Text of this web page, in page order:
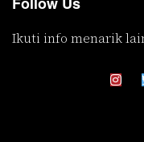
Ikuti info menarik